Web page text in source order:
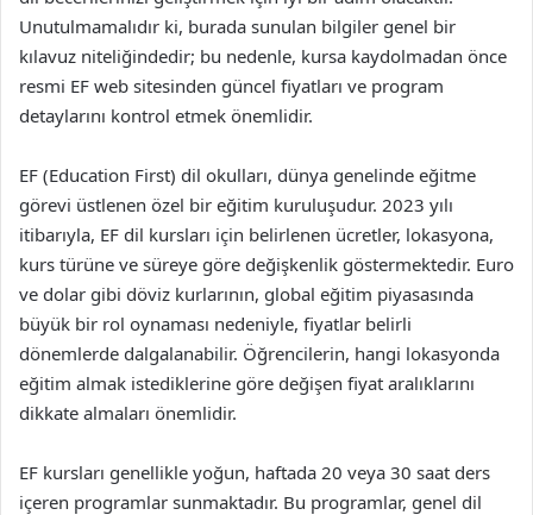
Unutulmamalıdır ki, burada sunulan bilgiler genel bir
kılavuz niteliğindedir; bu nedenle, kursa kaydolmadan önce
resmi EF web sitesinden güncel fiyatları ve program
detaylarını kontrol etmek önemlidir.
EF (Education First) dil okulları, dünya genelinde eğitme
görevi üstlenen özel bir eğitim kuruluşudur. 2023 yılı
itibarıyla, EF dil kursları için belirlenen ücretler, lokasyona,
kurs türüne ve süreye göre değişkenlik göstermektedir. Euro
ve dolar gibi döviz kurlarının, global eğitim piyasasında
büyük bir rol oynaması nedeniyle, fiyatlar belirli
dönemlerde dalgalanabilir. Öğrencilerin, hangi lokasyonda
eğitim almak istediklerine göre değişen fiyat aralıklarını
dikkate almaları önemlidir.
EF kursları genellikle yoğun, haftada 20 veya 30 saat ders
içeren programlar sunmaktadır. Bu programlar, genel dil